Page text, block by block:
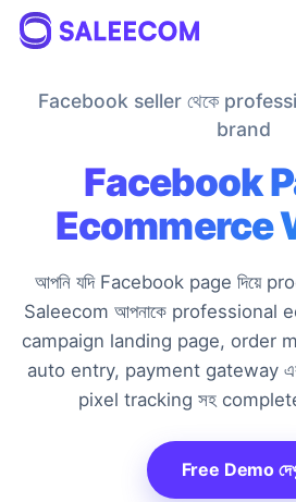
Facebook seller থেকে
brand
Facebook
Ecommerce
আপনি যদি Facebook page দিয়ে
Saleecom আপনাকে professional
campaign landing page, order
auto entry, payment gateway
pixel tracking সহ
Free Demo
লাইভ চ্যাটে আপনার সকল
ইনস্ট্যান্ট সাপোর্ট পেতে এখনই চ্যাট শুরু
সাথে চ্যাটে যুক্ত হবে।
আপনার নাম
ফোন নম্বর